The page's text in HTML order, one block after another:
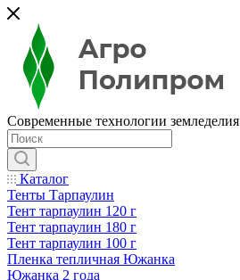
Современные технологии земледелия
Каталог
Тенты Тарпаулин
Тент тарпаулин 120 г
Тент тарпаулин 180 г
Тент тарпаулин 100 г
Пленка тепличная Южанка
Южанка 2 года